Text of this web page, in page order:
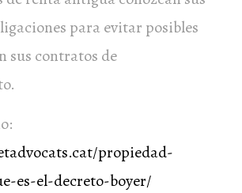
para evitar posibles
sus contratos de
propiedad-
es-el-decreto-boyer/